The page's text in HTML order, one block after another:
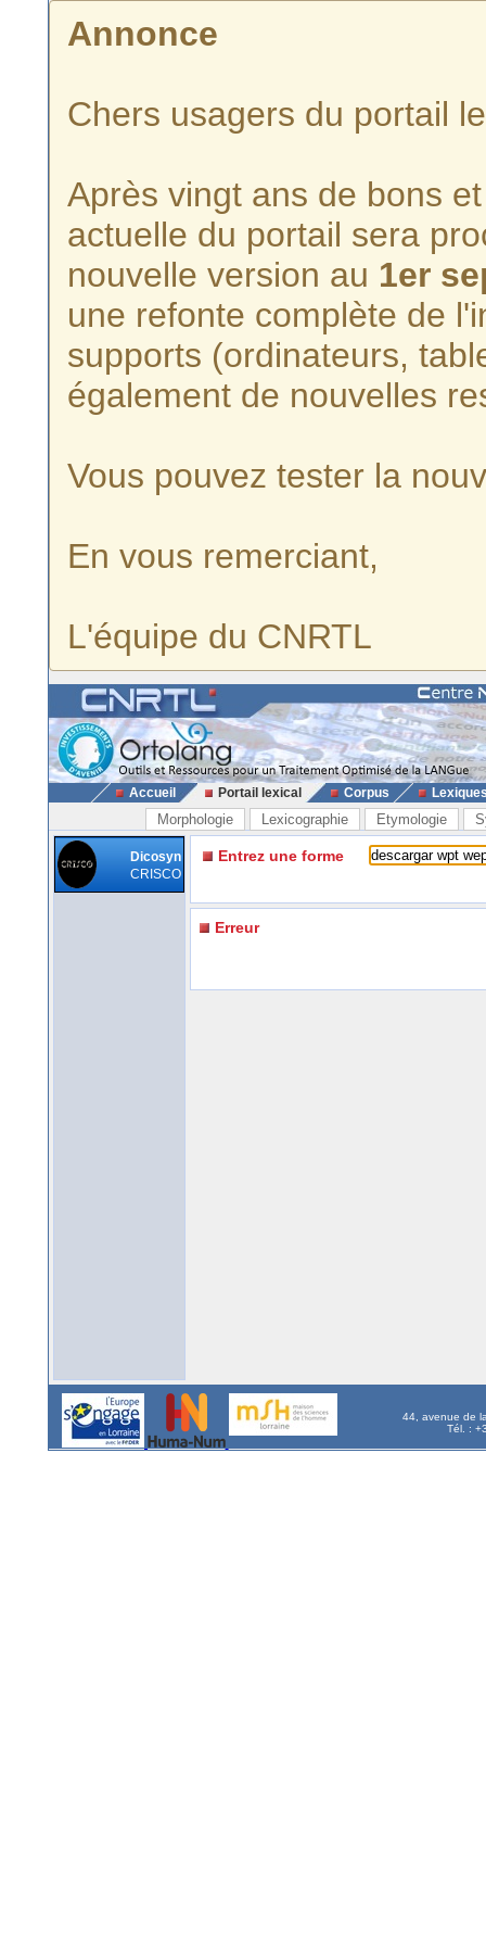
Annonce
Chers usagers du portail
Après vingt ans de bons
actuelle du portail sera
nouvelle version au 1er
une refonte complète de
supports (ordinateurs,
également de nouvelles
Vous pouvez tester la
En vous remerciant,
L'équipe du CNRTL
Accueil Portail lexical Corpus
Morphologie Lexicographie Etymologie
Dicosyn
CRISCO
Entrez une forme
Erreur
44, avenue de
Tél. :